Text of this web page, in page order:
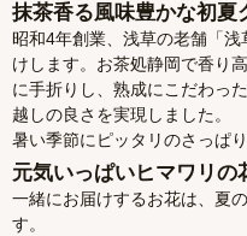
抹茶香る風味豊かな初夏
昭和4年創業、浅草の老舗「
けします。お茶処静岡で香り
に手折りし、熟成にこだわっ
越しの良さを実現しました。
暑い季節にピッタリのさっぱ
元気いっぱいヒマワリの
一緒にお届けするお花は、夏
す。